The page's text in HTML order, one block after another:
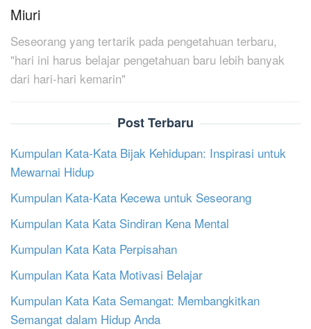
Miuri
Seseorang yang tertarik pada pengetahuan terbaru,
"hari ini harus belajar pengetahuan baru lebih banyak
dari hari-hari kemarin"
Post Terbaru
Kumpulan Kata-Kata Bijak Kehidupan: Inspirasi untuk
Mewarnai Hidup
Kumpulan Kata-Kata Kecewa untuk Seseorang
Kumpulan Kata Kata Sindiran Kena Mental
Kumpulan Kata Kata Perpisahan
Kumpulan Kata Kata Motivasi Belajar
Kumpulan Kata Kata Semangat: Membangkitkan
Semangat dalam Hidup Anda